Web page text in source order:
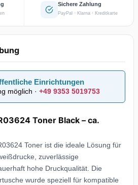
Sichere Zahlung
PayPal · Klarna · Kreditkarte
Einrichtungen
möglich · +49 9353 5019753
Toner Black – ca.
Toner ist die ideale Lösung für
zuverlässige
hohe Druckqualität. Die
wurde speziell für kompatible